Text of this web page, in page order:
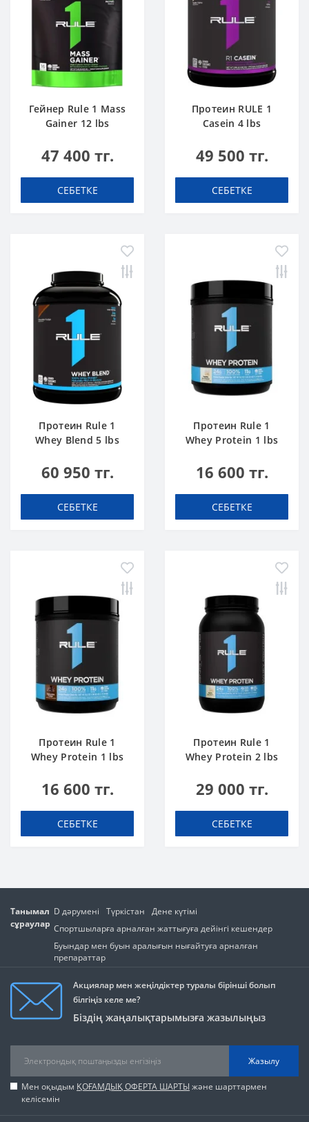
Гейнер Rule 1 Mass
Gainer 12 lbs
47 400 тг.
СЕБЕТКЕ
Протеин RULE 1
Casein 4 lbs
49 500 тг.
СЕБЕТКЕ
Протеин Rule 1
Whey Blend 5 lbs
60 950 тг.
СЕБЕТКЕ
Протеин Rule 1
Whey Protein 1 lbs
16 600 тг.
СЕБЕТКЕ
Протеин Rule 1
Whey Protein 1 lbs
16 600 тг.
СЕБЕТКЕ
Протеин Rule 1
Whey Protein 2 lbs
29 000 тг.
СЕБЕТКЕ
Танымал
сұраулар
D дәрумені Түркістан
Дене күтімі
Спортшыларға арналған жаттығуға дейінгі кешендер
Буындар мен буын аралығын нығайтуға арналған
препараттар
Акциялар мен жеңілдіктер туралы бірінші болып
білгіңіз келе ме?
Біздің жаңалықтарымызға жазылыңыз
Жазылу
Мен оқыдым ҚОҒАМДЫҚ ОФЕРТА ШАРТЫ және шарттармен
келісемін